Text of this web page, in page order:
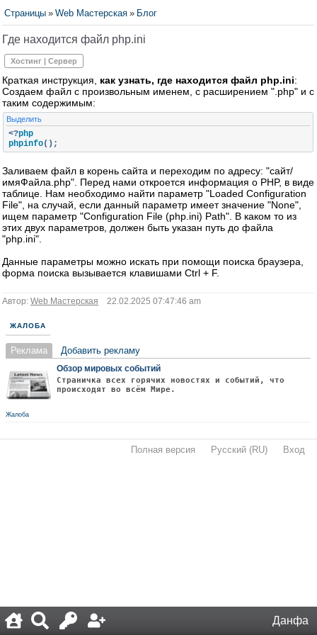
Данфа
Страницы » Web Мастерская » Блог
Где находится файл php.ini
Хостинг | Сервер
Краткая инструкция, как узнать, где находится файл php.ini:
Создаем файл с произвольным именем, с расширением ".php" и с
таким содержимым:
Выделить
<?php
phpinfo();
Заливаем файл в корень сайта и переходим по адресу: "сайт/
имяФайла.php". Перед нами откроется информация о PHP, в виде
таблице. Нам необходимо найти параметр "Loaded Configuration
File", на случай, если данный параметр имеет значение "None",
ищем параметр "Configuration File (php.ini) Path". В каком то из
этих двух параметров, должен быть указан путь до файла
"php.ini".
Данные параметры можно искать при помощи поиска браузера,
форма поиска вызывается клавишами Ctrl + F.
Автор: Web Мастерская 22.02.2025 07:47:46 am
ЖАЛОБА
Реклама Добавить рекламу
Обзор мировых событий
Страничка всех горячих новостях и событий, что
происходят во всём Мире.
Жалоба
Полная версия Русский (RU) Вход